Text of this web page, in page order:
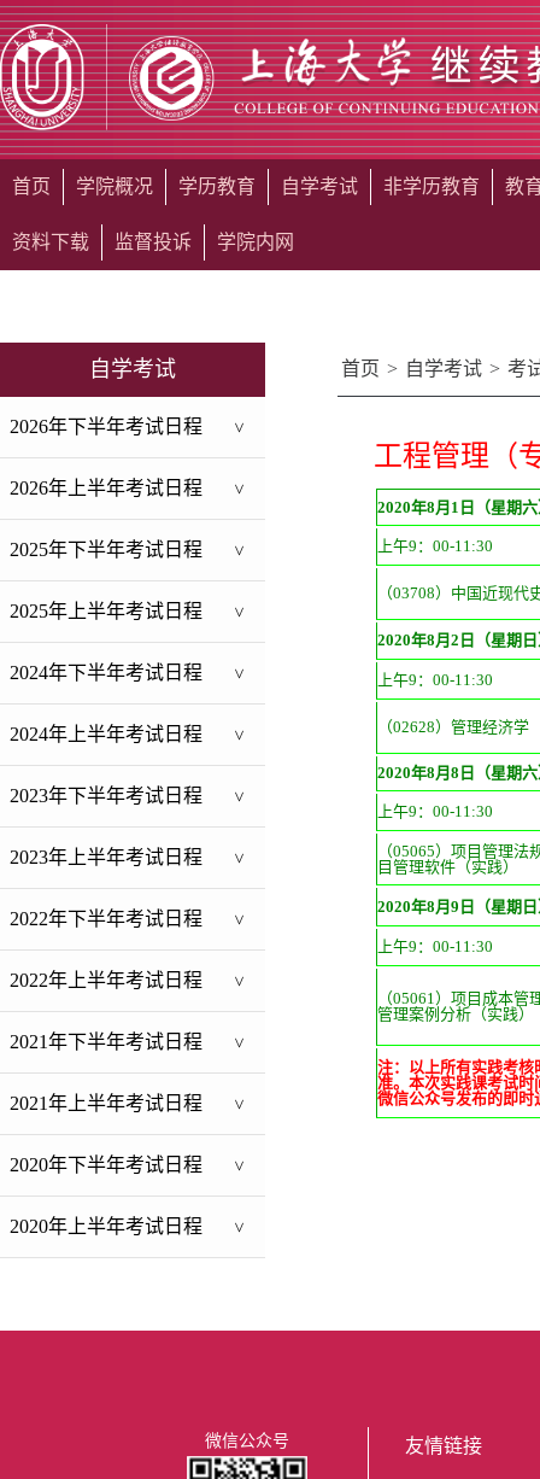
首页 学院概况 学历教育 自学考试 非学历教育 教
资料下载 监督投诉 学院内网
自学考试
2026年下半年考试日程 >
2026年上半年考试日程 >
2025年下半年考试日程 >
2025年上半年考试日程 >
2024年下半年考试日程 >
2024年上半年考试日程 >
2023年下半年考试日程 >
2023年上半年考试日程 >
2022年下半年考试日程 >
2022年上半年考试日程 >
2021年下半年考试日程 >
2021年上半年考试日程 >
2020年下半年考试日程 >
2020年上半年考试日程 >
首页 > 自学考试 > 考
工程管理（
2020年8月1日（星期
上午9：00-11:30
（03708）中国近现代
2020年8月2日（星期
上午9：00-11:30
（02628）管理经济学
2020年8月8日（星期
上午9：00-11:30
（05065）项目管理法
目管理软件（实践）
2020年8月9日（星期
上午9：00-11:30
（05061）项目成本管
管理案例分析（实践）
注：以上所有实践考核
准。本次实践课考试时
微信公众号发布的即时
微信公众号 友情链接